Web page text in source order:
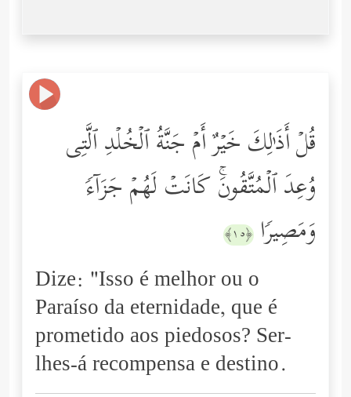
قُلۡ أَذَ ٰ⁠لِكَ خَیۡرٌ أَمۡ جَنَّةُ ٱلۡخُلۡدِ ٱلَّتِی
وُعِدَ ٱلۡمُتَّقُونَۚ كَانَتۡ لَهُمۡ جَزَاۤءࣰ
وَمَصِیرࣰا ﴿١٥﴾
Dize: "Isso é melhor ou o
Paraíso da eternidade, que é
prometido aos piedosos? Ser-
lhes-á recompensa e destino.